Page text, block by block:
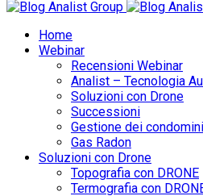
Home
Webinar
Recensioni Webinar
Analist – Tecnologia
Soluzioni con Drone
Successioni
Gestione dei condomini
Gas Radon
Soluzioni con Drone
Topografia con DRONE
Termografia con